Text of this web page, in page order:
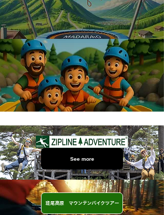
See more
斑尾高原 マウンテンバイクツアー